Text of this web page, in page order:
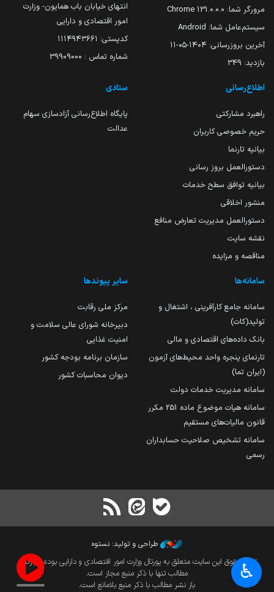
مرورگر شما: 131.0.0.0 Chrome
سیستم‌عامل شما: Android
آخرین بروزرسانی: ۱۴۰۴-۰۵-۱۱
بازدید: 349
انتهای خیابان باب همایون- وزارت
امور اقتصادی و دارایی
کدپستی: ۱۱۱۴۹۴۳۶۶۱
شماره تماس : 39909000
اطلاع‌رسانی
راهبرد مشارکتی
حریم خصوصی کاربران
بیانیه تارنما
دستورالعمل بروز رسانی
بیانیه توافق سطح خدمات
منشور اخلاقی
دستورالعمل مدیریت تعارض منافع
نقشه سایت
مناقصه و مزایده
ستادی
پایگاه اطلاع‌رسانی آزادسازی سهام
عدالت
سامانه‌ها
سامانه جامع کارآفرینی ، اشتغال و
تولید(کات)
بانک داده‌های اقتصادی و مالی
تارنمای پنجره واحد محیط‌های آزمون
(ایران تما)
سامانه مدیریت خدمات دولت
سامانه هیات موضوع ماده 251 مکرر
قانون مالیات‌های مستقیم
سامانه تشخیص صلاحیت حسابداران
رسمی
سایر پیوندها
مرکز ملی رقابت
دبیرخانه شورای عالی سلامت و
امنیت غذایی
سازمان برنامه بودجه کشور
دیوان محاسبات کشور
طراحی و تولید: نستوه
تمام حقوق این سایت متعلق به پورتال وزارت امور اقتصادی و دارایی بوده و بازنشر
مطالب تنها با ذکر منبع مجاز است.
باز نشر مطالب با ذکر منبع بلامانع است.
♿︎